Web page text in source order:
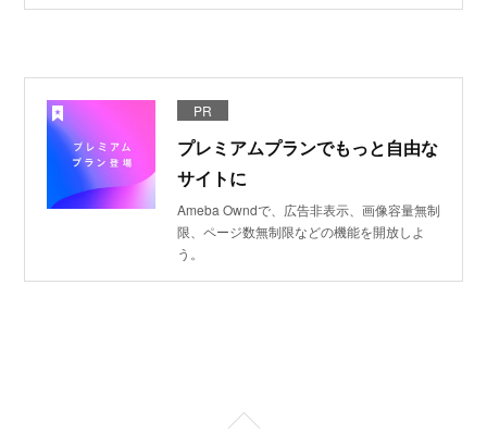
PR
プレミアムプランでもっと自由な
サイトに
Ameba Owndで、広告非表示、画像容量無制
限、ページ数無制限などの機能を開放しよ
う。